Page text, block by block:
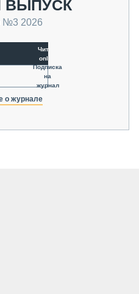
ВЫПУСК
№3 2026
Читать
online
Подписка
на
журнал
о журнале